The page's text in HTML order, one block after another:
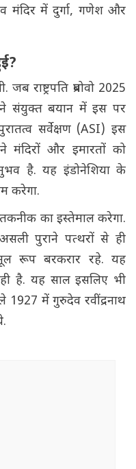
मंदिर में दुर्गा, गणेश और
राष्ट्रपति प्रबोवो 2025
संयुक्त बयान में इस पर
सर्वेक्षण (ASI) इस
मंदिरों और इमारतों को
है. यह इंडोनेशिया के
करेगा.
का इस्तेमाल करेगा.
पुराने पत्थरों से ही
मूल रूप बरकरार रहे. यह
है. यह साल इसलिए भी
में गुरुदेव रवींद्रनाथ